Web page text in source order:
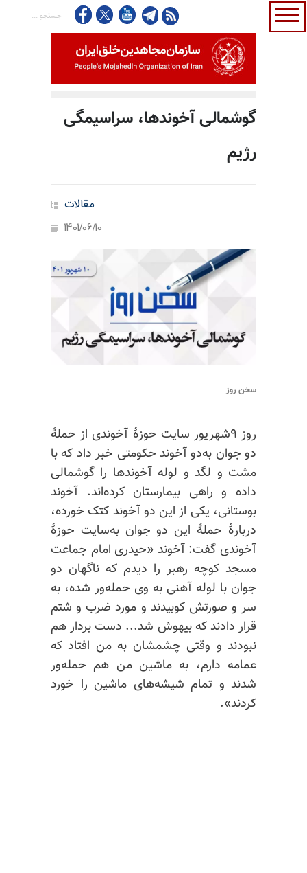
گوشمالی آخوندها، سراسیمگی
رژیم
مقالات
1401/06/10
سخن روز
روز ۹شهریور سایت حوزهٔ آخوندی از حملهٔ
دو جوان به‌دو آخوند حکومتی خبر داد که با
مشت و لگد و لوله آخوندها را گوشمالی
داده و راهی بیمارستان کرده‌اند. آخوند
بوستانی، یکی از این دو آخوند کتک خورده،
دربارهٔ حملهٔ این دو جوان به‌سایت حوزهٔ
آخوندی گفت: آخوند «حیدری امام جماعت
مسجد کوچه رهبر را دیدم که ناگهان دو
جوان با لوله آهنی به وی حمله‌ور شده، به
سر و صورتش کوبیدند و مورد ضرب و شتم
قرار دادند که بیهوش شد... دست بردار هم
نبودند و وقتی چشمشان به من افتاد که
عمامه دارم، به ماشین من هم حمله‌ور
شدند و تمام شیشه‌های ماشین را خورد
کردند».